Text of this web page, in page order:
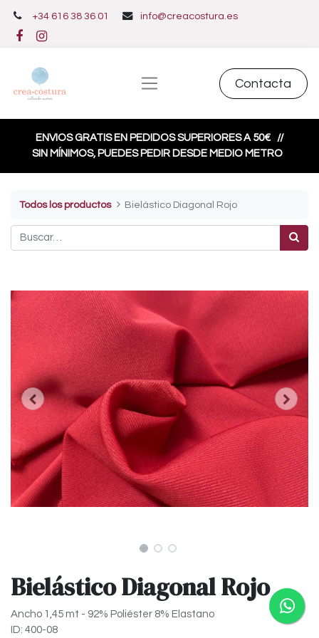
+34 616 38 36 01 info@creacostura.es
Contacta
ENVIOS GRATIS EN PEDIDOS SUPERIORES A 50€ //
SIN MÍNIMOS, PUEDES PEDIR DESDE MEDIO METRO
Todos los productos Bielástico Diagonal Rojo
Bielástico Diagonal Rojo
Ancho 1,45 mt - 92% Poliéster 8% Elastano
ID: 400-08